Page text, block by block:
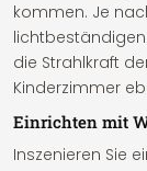
kommen. Je
die Strahlkraft
Kinderzimmer
Einrichten mit
Inszenieren Sie